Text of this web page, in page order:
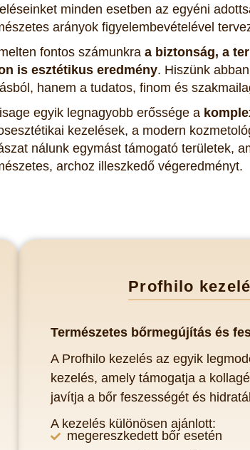
minden esetben az egyéni
arányok figyelembevételével
fontos számunkra a biztonság, a
is esztétikus eredmény. Hiszünk
hanem a tudatos, finom és
egyik legnagyobb erőssége a
kezelések, a modern
nálunk egymást támogató területek,
archoz illeszkedő végeredményt.
Profhilo
Természetes bőrmegújítás és
A Profhilo kezelés az egyik
kezelés, amely támogatja a
javítja a bőr feszességét és
A kezelés különösen ajánlott:
megereszkedett bőr esetén